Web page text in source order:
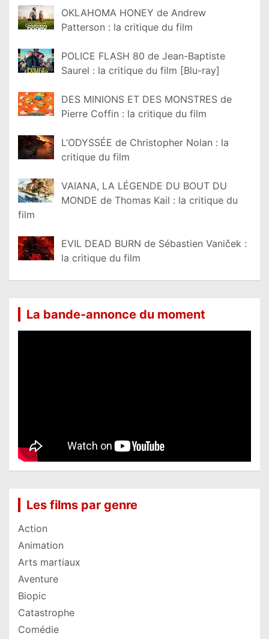
OKLAHOMA HONEY de Andrew
Patterson : la critique du film
POLICE FLASH 80 de Jean-Baptiste
Saurel : la critique du film [Blu-ray]
DES MINIONS ET DES MONSTRES de
Pierre Coffin : la critique du film
L’ODYSSÉE de Christopher Nolan : la
critique du film
VAIANA, LA LÉGENDE DU BOUT DU
MONDE de Thomas Kail : la critique du
film
EVIL DEAD BURN de Sébastien Vaniček :
la critique du film
La bande-annonce du moment
Les films par genre
Action
Animation
Arts martiaux
Aventure
Biopic
Catastrophe
Comédie